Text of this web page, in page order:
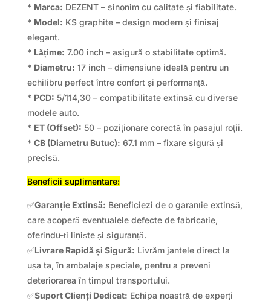
* Marca: DEZENT – sinonim cu calitate și fiabilitate.
* Model: KS graphite – design modern și finisaj
elegant.
* Lățime: 7.00 inch – asigură o stabilitate optimă.
* Diametru: 17 inch – dimensiune ideală pentru un
echilibru perfect între confort și performanță.
* PCD: 5/114,30 – compatibilitate extinsă cu diverse
modele auto.
* ET (Offset): 50 – poziționare corectă în pasajul roții.
* CB (Diametru Butuc): 67.1 mm – fixare sigură și
precisă.
Beneficii suplimentare:
✅Garanție Extinsă: Beneficiezi de o garanție extinsă,
care acoperă eventualele defecte de fabricație,
oferindu-ți liniște și siguranță.
✅Livrare Rapidă și Sigură: Livrăm jantele direct la
ușa ta, în ambalaje speciale, pentru a preveni
deteriorarea în timpul transportului.
✅Suport Clienți Dedicat: Echipa noastră de experți